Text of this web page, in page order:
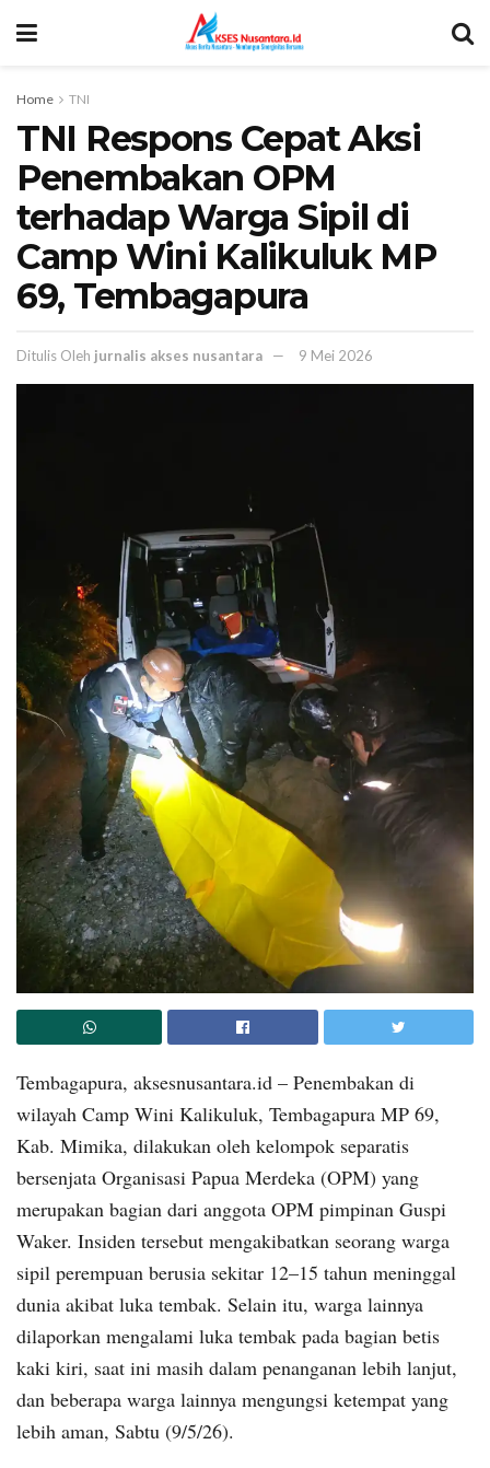
Home TNI
TNI Respons Cepat Aksi
Penembakan OPM
terhadap Warga Sipil di
Camp Wini Kalikuluk MP
69, Tembagapura
Ditulis Oleh jurnalis akses nusantara 9 Mei 2026
Tembagapura, aksesnusantara.id – Penembakan di
wilayah Camp Wini Kalikuluk, Tembagapura MP 69,
Kab. Mimika, dilakukan oleh kelompok separatis
bersenjata Organisasi Papua Merdeka (OPM) yang
merupakan bagian dari anggota OPM pimpinan Guspi
Waker. Insiden tersebut mengakibatkan seorang warga
sipil perempuan berusia sekitar 12–15 tahun meninggal
dunia akibat luka tembak. Selain itu, warga lainnya
dilaporkan mengalami luka tembak pada bagian betis
kaki kiri, saat ini masih dalam penanganan lebih lanjut,
dan beberapa warga lainnya mengungsi ketempat yang
lebih aman, Sabtu (9/5/26).